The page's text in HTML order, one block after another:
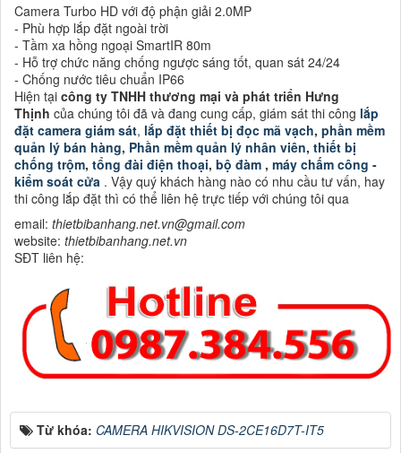
Camera Turbo HD với độ phận giải 2.0MP
- Phù hợp lắp đặt ngoài trời
- Tầm xa hồng ngoại SmartIR 80m
- Hỗ trợ chức năng chống ngược sáng tốt, quan sát 24/24
- Chống nước tiêu chuẩn IP66
Hiện tại công ty TNHH thương mại và phát triển Hưng
Thịnh của chúng tôi đã và đang cung cấp, giám sát thi công lắp
đặt camera giám sát, lắp đặt thiết bị đọc mã vạch, phần mềm
quản lý bán hàng, Phần mềm quản lý nhân viên, thiết bị
chống trộm, tổng đài điện thoại, bộ đàm , máy chấm công -
kiểm soát cửa . Vậy quý khách hàng nào có nhu cầu tư vấn, hay
thi công lắp đặt thì có thể liên hệ trực tiếp với chúng tôi qua
email: thietbibanhang.net.vn@gmail.com
website: thietbibanhang.net.vn
SĐT liên hệ:
Từ khóa: CAMERA HIKVISION DS-2CE16D7T-IT5